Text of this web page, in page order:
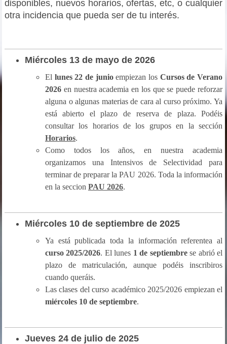
disponibles, nuevos horarios, ofertas, etc, o cualquier
otra incidencia que pueda ser de tu interés.
Miércoles 13 de mayo de 2026
El lunes 22 de junioempiezan los Cursos de Verano
2026en nuestra academia en los que se puede reforzar
alguna o algunas materias de cara al curso próximo. Ya
está abierto el plazo de reserva de plaza. Podéis
consultar los horarios de los grupos en la sección
Horarios.
Como todos los años, en nuestra academia
organizamos una Intensivos de Selectividad para
terminar de preparar la PAU 2026. Toda la información
en la seccion PAU 2026.
Miércoles 10 de septiembre de 2025
Ya está publicada toda la información referentea al
curso 2025/2026. El lunes 1 de septiembrese abrió el
plazo de matriculación, aunque podéis inscribiros
cuando queráis.
Las clases del curso académico 2025/2026 empiezan el
miércoles 10 de septiembre.
Jueves 24 de julio de 2025